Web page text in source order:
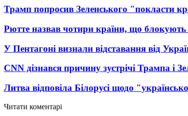
Трамп попросив Зеленського "покласти
Рютте назвав чотири країни, що
У Пентагоні визнали відставання від
CNN дізнався причину зустрічі Трампа і
Литва відповіла Білорусі щодо
Читати коментарі